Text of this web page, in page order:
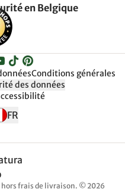
en Belgique
Conditions générales
des données
FR
hors frais de livraison. © 2026